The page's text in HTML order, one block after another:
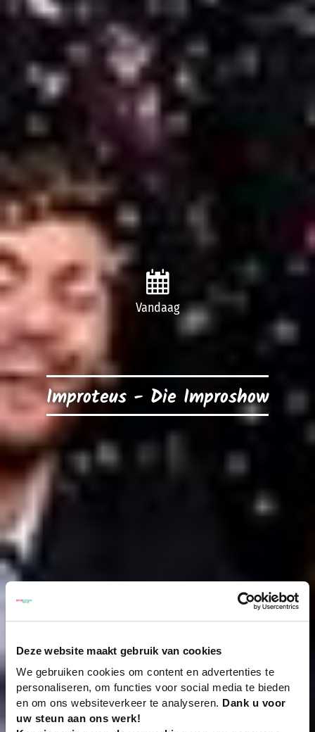
Deze website maakt gebruik van cookies
We gebruiken cookies om content en advertenties te
personaliseren, om functies voor social media te bieden
en om ons websiteverkeer te analyseren. Dank u voor
uw steun aan ons werk!
Vandaag
Improteus - Die Improshow